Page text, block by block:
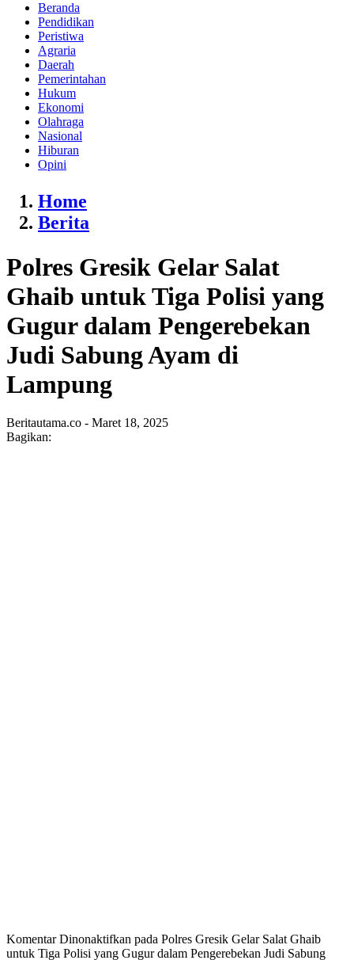
Beranda
Pendidikan
Peristiwa
Agraria
Daerah
Pemerintahan
Hukum
Ekonomi
Olahraga
Nasional
Hiburan
Opini
Home
Berita
Polres Gresik Gelar Salat
Ghaib untuk Tiga Polisi yang
Gugur dalam Pengerebekan
Judi Sabung Ayam di
Lampung
Beritautama.co - Maret 18, 2025
Bagikan:
Komentar Dinonaktifkan pada Polres Gresik Gelar Salat Ghaib
untuk Tiga Polisi yang Gugur dalam Pengerebekan Judi Sabung